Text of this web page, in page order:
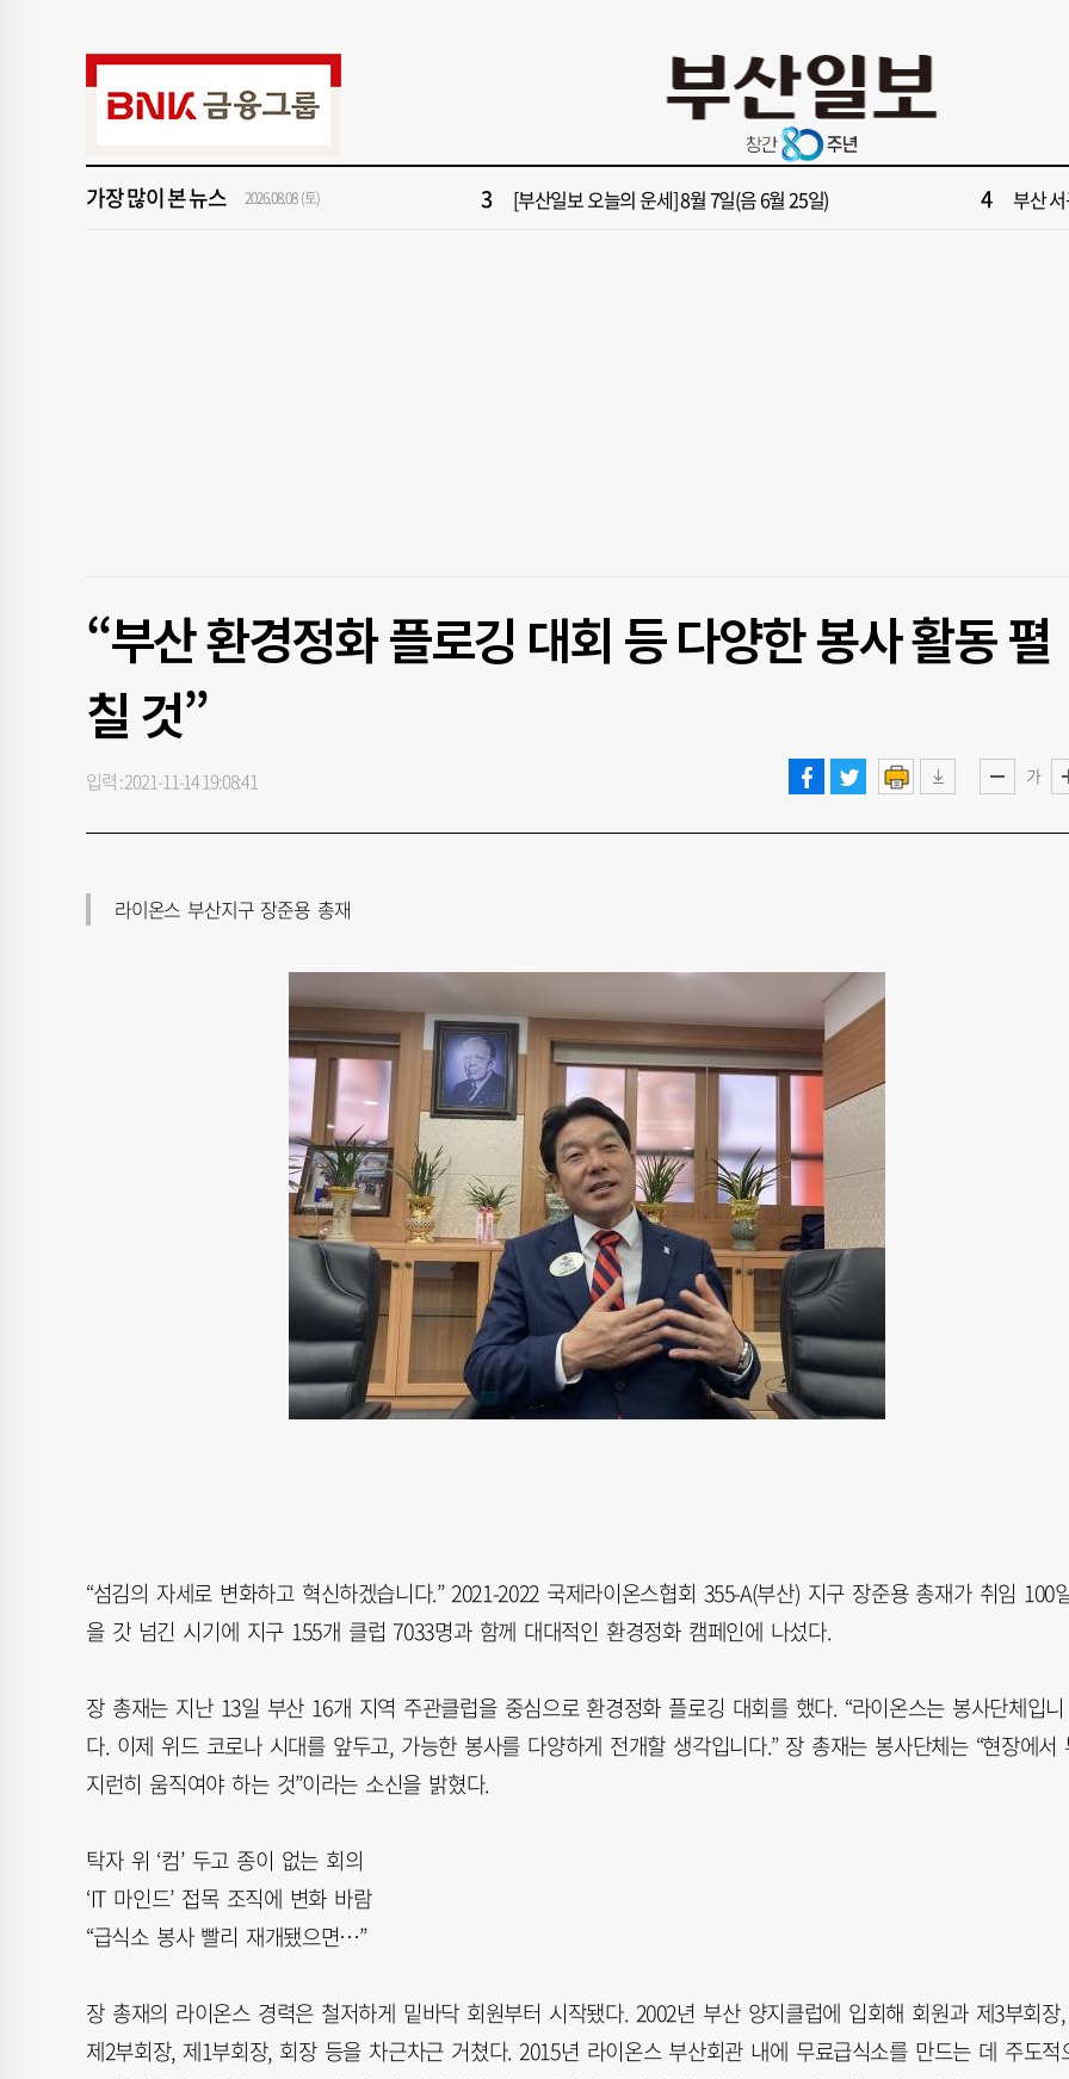
가장 많이 본 뉴스 2026.08.08 (토)
창원 파크골프장 일찍 개장했더니 새벽부터 ‘문전성시’
[부산일보 오늘의 운세] 8월 7일(음 6월 25일)
5 [부산일보 오늘의 운세] 8월 6일(음 6월 24일) 6 반가
“부산 환경정화 플로깅 대회 등 다양한 봉사 활동 펼
칠 것”
가
입력 : 2021-11-14 19:08:41
라이온스 부산지구 장준용 총재
“섬김의 자세로 변화하고 혁신하겠습니다.” 2021-2022 국제라이온스협회 355-A(부산) 지구 장준용 총재가 취임 100
을 갓 넘긴 시기에 지구 155개 클럽 7033명과 함께 대대적인 환경정화 캠페인에 나섰다.
장 총재는 지난 13일 부산 16개 지역 주관클럽을 중심으로 환경정화 플로깅 대회를 했다. “라이온스는 봉사단체입니
다. 이제 위드 코로나 시대를 앞두고, 가능한 봉사를 다양하게 전개할 생각입니다.” 장 총재는 봉사단체는 “현장에서
지런히 움직여야 하는 것”이라는 소신을 밝혔다.
탁자 위 ‘컴’ 두고 종이 없는 회의
‘IT 마인드’ 접목 조직에 변화 바람
“급식소 봉사 빨리 재개됐으면…”
장 총재의 라이온스 경력은 철저하게 밑바닥 회원부터 시작됐다. 2002년 부산 양지클럽에 입회해 회원과 제3부회장,
제2부회장, 제1부회장, 회장 등을 차근차근 거쳤다. 2015년 라이온스 부산회관 내에 무료급식소를 만드는 데 주도적